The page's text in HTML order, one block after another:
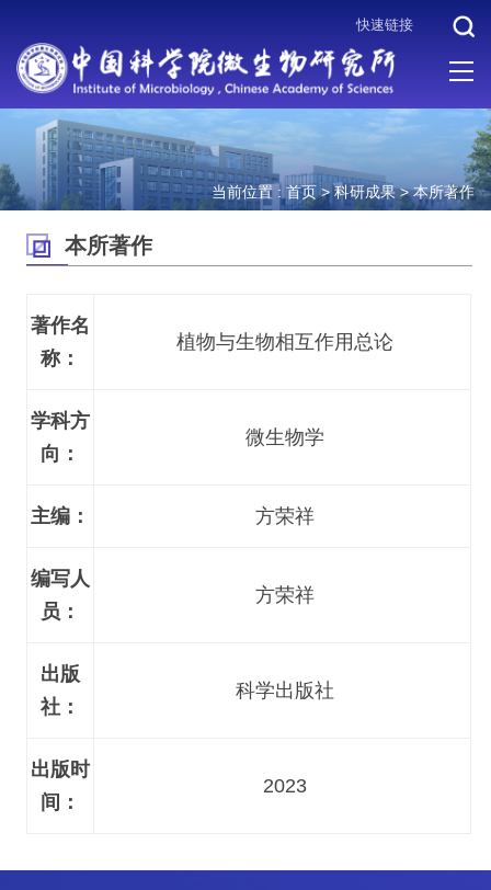
快速链接
当前位置 : 首页>科研成果>本所著作
本所著作
著作名
称：
植物与生物相互作用总论
学科方
向：
微生物学
主编： 方荣祥
编写人
员：
方荣祥
出版
社：
科学出版社
出版时
间：
2023